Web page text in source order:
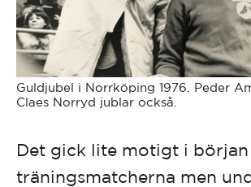
Guldjubel i Norrköping 1976. Peder
Claes Norryd jublar också.
Det gick lite motigt i början
träningsmatcherna men